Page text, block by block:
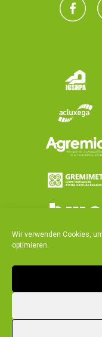
Wir verwenden Cookies,
optimieren.
Integrated